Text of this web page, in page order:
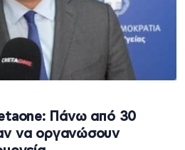
Πάνω από 30
να οργανώσουν